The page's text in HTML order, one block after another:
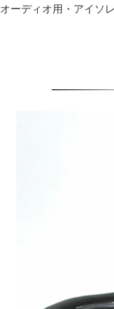
オーディオ用・アイソ